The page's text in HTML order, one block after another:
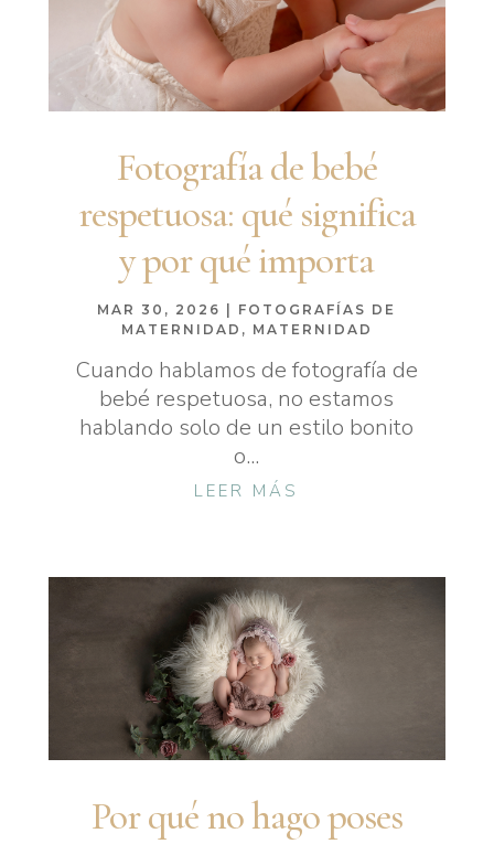
Fotografía de bebé
respetuosa: qué significa
y por qué importa
MAR 30, 2026
FOTOGRAFÍAS DE
MATERNIDAD , MATERNIDAD
Cuando hablamos de fotografía de
bebé respetuosa, no estamos
hablando solo de un estilo bonito
o...
LEER MÁS
Por qué no hago poses